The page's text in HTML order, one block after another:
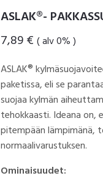
ASLAK®-
7,89€ ( alv 0% )
ASLAK®
paketissa, eli se
suojaa kylmän
tehokkaasti. Ideana on,
pitempään lämpimänä,
normaalivarustuksen.
Ominaisuudet: